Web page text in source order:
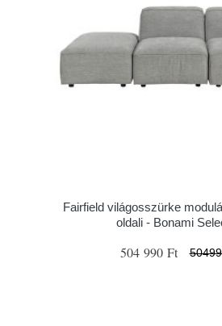
Fairfield világosszürke
oldali - Bonami
504 990 Ft